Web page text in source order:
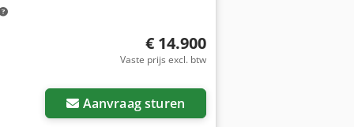
€ 14.900
Vaste prijs excl. btw
Aanvraag sturen